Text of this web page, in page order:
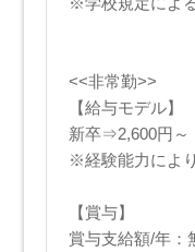
<<非常勤>>
【給与モデル】
新卒⇒2,600円～
※経験能力によ
【賞与】
賞与支給額/年：